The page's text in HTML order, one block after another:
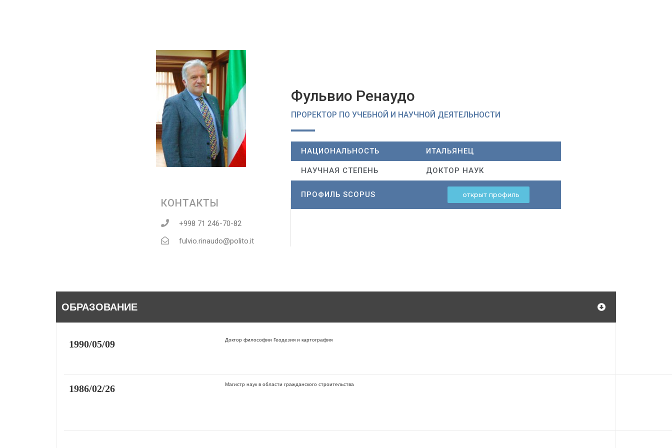
КОНТАКТЫ
+998 71 246-70-82
fulvio.rinaudo@polito.it
Фульвио Ренаудо
ПРОРЕКТОР ПО УЧЕБНОЙ И НАУЧНОЙ ДЕЯТЕЛЬНОСТИ
НАЦИОНАЛЬНОСТЬ ИТАЛЬЯНЕЦ
НАУЧНАЯ СТЕПЕНЬ ДОКТОР НАУК
ПРОФИЛЬ SCOPUS открыт профиль
ОБРАЗОВАНИЕ
1990/05/09 Доктор философии Геодезия и картография
1986/02/26 Магистр наук в области гражданского строительства